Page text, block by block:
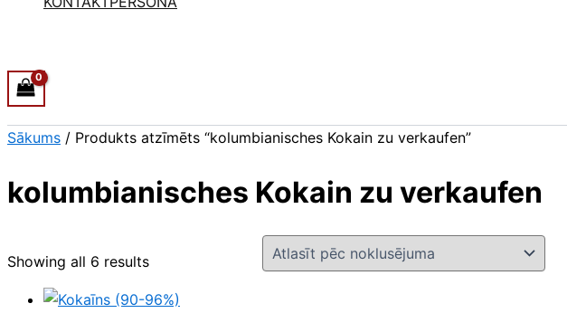
Sākums / Produkts atzīmēts “kolumbianisches Kokain zu verkaufen”
kolumbianisches Kokain zu verkaufen
Showing all 6 results